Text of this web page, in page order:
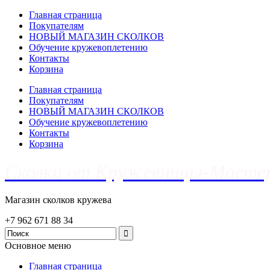
Главная страница
Покупателям
НОВЫЙ МАГАЗИН СКОЛКОВ
Обучение кружевоплетению
Контакты
Корзина
Главная страница
Покупателям
НОВЫЙ МАГАЗИН СКОЛКОВ
Обучение кружевоплетению
Контакты
Корзина
Магазин сколков кружева
+7 962 671 88 34
Основное меню
Главная страница